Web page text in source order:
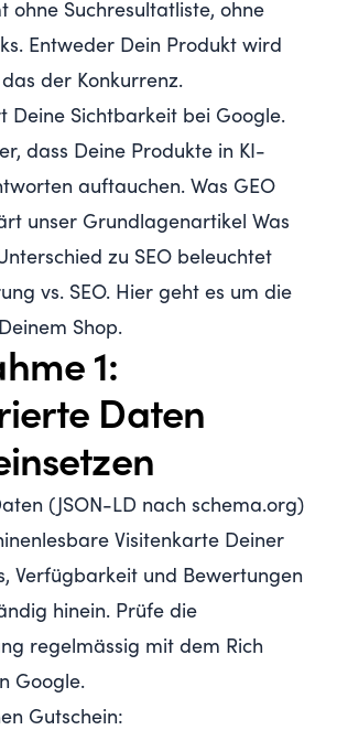
ohne Suchresultatliste, ohne
Entweder Dein Produkt wird
der Konkurrenz.
Deine Sichtbarkeit bei Google.
dass Deine Produkte in KI-
auftauchen. Was GEO
unser Grundlagenartikel Was
zu SEO beleuchtet
vs. SEO. Hier geht es um die
Shop.
1:
Daten
(JSON-LD nach schema.org)
Visitenkarte Deiner
Verfügbarkeit und Bewertungen
hinein. Prüfe die
regelmässig mit dem Rich
Google.
Gutschein: